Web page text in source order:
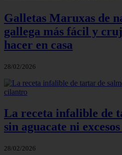
Galletas Maruxas de
gallega más fácil y
hacer en casa
28/02/2026
La receta infalible de
sin aguacate ni
28/02/2026